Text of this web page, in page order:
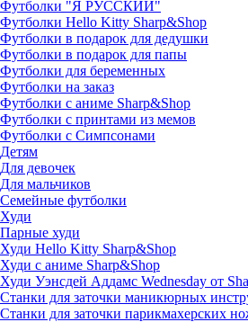
Футболки "Я РУССКИЙ"
Футболки Hello Kitty Sharp&Shop
Футболки в подарок для дедушки
Футболки в подарок для папы
Футболки для беременных
Футболки на заказ
Футболки с аниме Sharp&Shop
Футболки с принтами из мемов
Футболки с Симпсонами
Детям
Для девочек
Для мальчиков
Семейные футболки
Худи
Парные худи
Худи Hello Kitty Sharp&Shop
Худи с аниме Sharp&Shop
Худи Уэнсдей Аддамс Wednesday от
Станки для заточки маникюрных
Станки для заточки парикмахерских